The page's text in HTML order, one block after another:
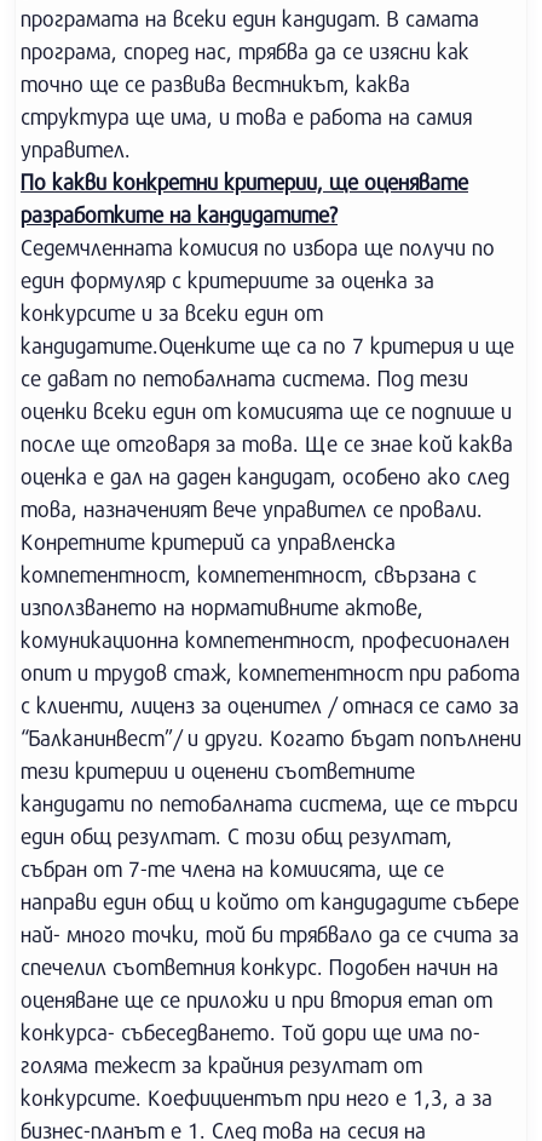
програмата на всеки един кандидат. В самата
програма, според нас, трябва да се изясни как
точно ще се развива вестникът, каква
структура ще има, и това е работа на самия
управител.
По какви конкретни критерии, ще оценявате
разработките на кандидатите?
Седемчленната комисия по избора ще получи по
един формуляр с критериите за оценка за
конкурсите и за всеки един от
кандидатите.Оценките ще са по 7 критерия и ще
се дават по петобалната система. Под тези
оценки всеки един от комисията ще се подпише и
после ще отговаря за това. Ще се знае кой каква
оценка е дал на даден кандидат, особено ако след
това, назначеният вече управител се провали.
Конретните критерий са управленска
компетентност, компетентност, свързана с
използването на нормативните актове,
комуникационна компетентност, професионален
опит и трудов стаж, компетентност при работа
с клиенти, лиценз за оценител / отнася се само за
“Балканинвест”/ и други. Когато бъдат попълнени
тези критерии и оценени съответните
кандидати по петобалната система, ще се търси
един общ резултат. С този общ резултат,
събран от 7-те члена на комиисята, ще се
направи един общ и който от кандидадите събере
най- много точки, той би трябвало да се счита за
спечелил съответния конкурс. Подобен начин на
оценяване ще се приложи и при втория етап от
конкурса- събеседването. Той дори ще има по-
голяма тежест за крайния резултат от
конкурсите. Коефициентът при него е 1,3, а за
бизнес-планът е 1. След това на сесия на